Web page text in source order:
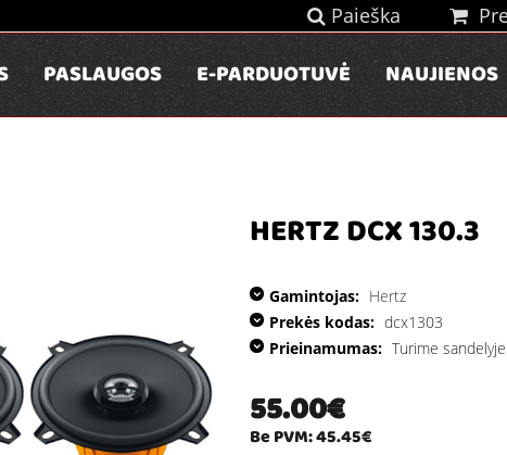
Paieška
PASLAUGOS E-PARDUOTUVĖ NAUJIENOS
HERTZ DCX 130.3
Gamintojas: Hertz
Prekės kodas: dcx1303
Prieinamumas: Turime sandelyje
55.00€
Be PVM: 45.45€